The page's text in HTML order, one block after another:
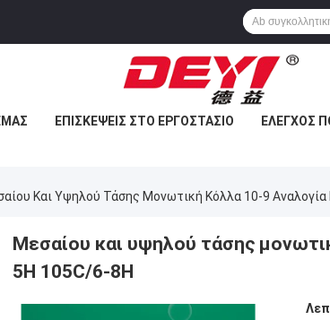
ΕΠΙΣΚΈΨΕΙΣ ΣΤΟ ΕΡΓΟΣΤΆΣΙΟ ΈΛΕΓΧΟΣ
Και Υψηλού Τάσης Μονωτική Κόλλα 10-9
Μεσαίου και υψηλού τάσης
5H 105C/6-8H